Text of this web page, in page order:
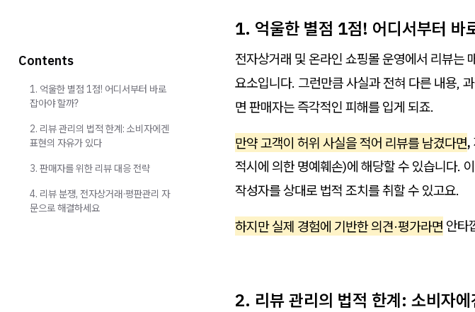
1. 억울한 별점 1점! 어디서부터 바
전자상거래 및 온라인 쇼핑몰 운영에서 리뷰는
요소입니다. 그런만큼 사실과 전혀 다른 내용,
면 판매자는 즉각적인 피해를 입게 되죠.
만약 고객이 허위 사실을 적어 리뷰를 남겼다면,
적시에 의한 명예훼손)에 해당할 수 있습니다.
작성자를 상대로 법적 조치를 취할 수 있고요.
하지만 실제 경험에 기반한 의견·평가라면 안타
2. 리뷰 관리의 법적 한계: 소비자
Contents
1. 억울한 별점 1점! 어디서부터 바로
잡아야 할까?
2. 리뷰 관리의 법적 한계: 소비자에겐
표현의 자유가 있다
3. 판매자를 위한 리뷰 대응 전략
4. 리뷰 분쟁, 전자상거래·평판관리 자
문으로 해결하세요